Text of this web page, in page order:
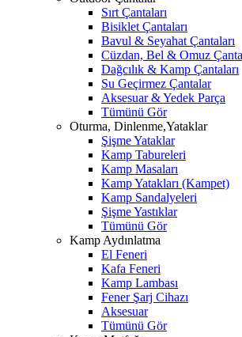
Sırt Çantaları
Bisiklet Çantaları
Bavul & Seyahat Çantaları
Cüzdan, Bel & Omuz
Dağcılık & Kamp Çantaları
Su Geçirmez Çantalar
Aksesuar & Yedek Parça
Tümünü Gör
Oturma, Dinlenme,Yataklar
Şişme Yataklar
Kamp Tabureleri
Kamp Masaları
Kamp Yatakları (Kampet)
Kamp Sandalyeleri
Şişme Yastıklar
Tümünü Gör
Kamp Aydınlatma
El Feneri
Kafa Feneri
Kamp Lambası
Fener Şarj Cihazı
Aksesuar
Tümünü Gör